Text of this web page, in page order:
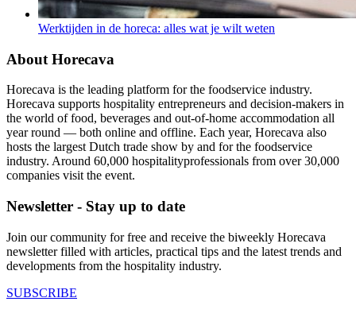
Werktijden in de horeca: alles wat je wilt weten
About Horecava
Horecava is the leading platform for the foodservice industry.
Horecava supports hospitality entrepreneurs and decision-makers in
the world of food, beverages and out-of-home accommodation all
year round — both online and offline. Each year, Horecava also
hosts the largest Dutch trade show by and for the foodservice
industry. Around 60,000 hospitalityprofessionals from over 30,000
companies visit the event.
Newsletter - Stay up to date
Join our community for free and receive the biweekly Horecava
newsletter filled with articles, practical tips and the latest trends and
developments from the hospitality industry.
SUBSCRIBE